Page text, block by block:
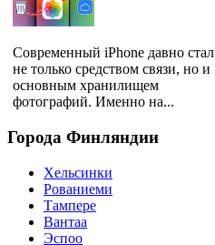
Современный iPhone давно стал
не только средством связи, но и
основным хранилищем
фотографий. Именно на...
Города Финляндии
Хельсинки
Рованиеми
Тампере
Вантаа
Эспоо